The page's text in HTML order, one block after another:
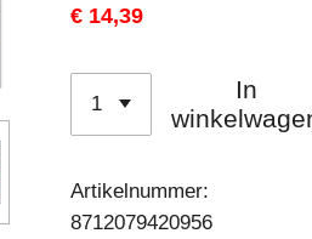
€ 14,39
In
Artikelnummer:
8712079420956